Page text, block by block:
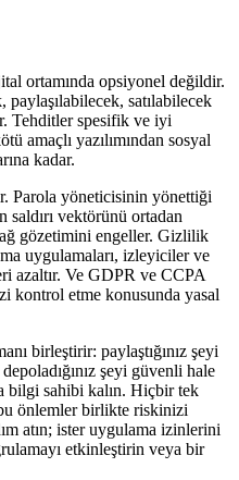
ortamında opsiyonel değildir.
satılabilecek
Tehditler spesifik ve iyi
amaçlı yazılımından sosyal
kadar.
Parola yöneticisinin yönettiği
saldırı vektörünü ortadan
gözetimini engeller. Gizlilik
uygulamaları, izleyiciler ve
azaltır. Ve GDPR ve CCPA
kontrol etme konusunda yasal
birleştirir: paylaştığınız şeyi
şeyi güvenli hale
bilgi sahibi kalın. Hiçbir tek
önlemler birlikte riskinizi
atın; ister uygulama izinlerini
etkinleştirin veya bir